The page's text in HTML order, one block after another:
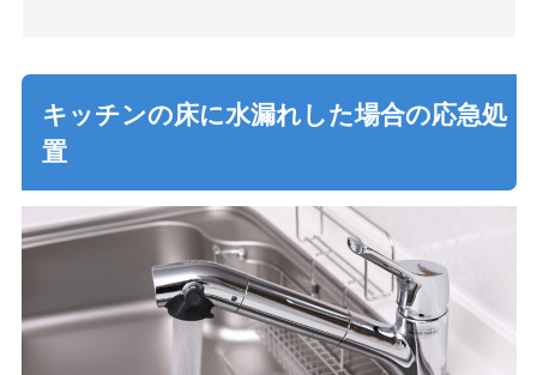
キッチンの床に水漏れした場合の応急処
置